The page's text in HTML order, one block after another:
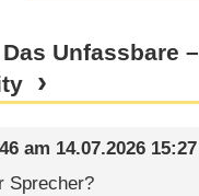
Unfassbare –
am 14.07.2026 15:27
Sprecher?